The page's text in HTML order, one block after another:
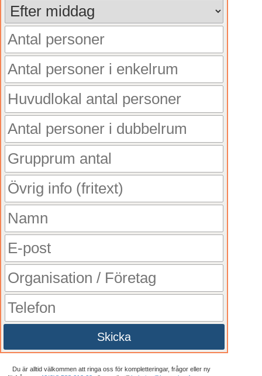
Skicka
Du är alltid välkommen att ringa oss för kompletteringar, frågor eller ny